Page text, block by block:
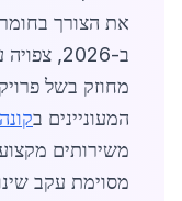
את הצורך
מחוזק בשל
המעוניינים ב
משירותים
מסוימת עקב